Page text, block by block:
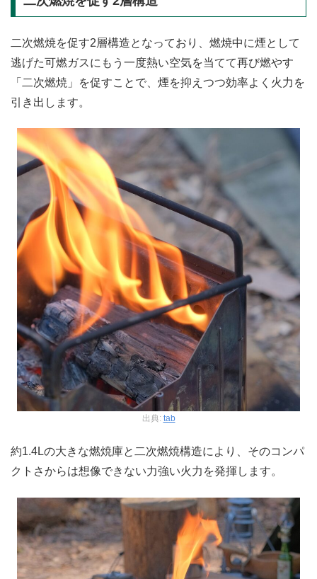
二次燃焼を促す2層構造となっており、燃焼中に煙として
逃げた可燃ガスにもう一度熱い空気を当てて再び燃やす
「二次燃焼」を促すことで、煙を抑えつつ効率よく火力を
引き出します。
出典: tab
約1.4Lの大きな燃焼庫と二次燃焼構造により、そのコンパ
クトさからは想像できない力強い火力を発揮します。